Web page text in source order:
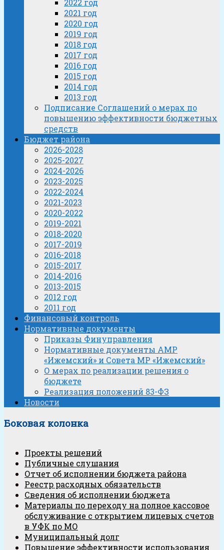
2022 год
2021 год
2020 год
2019 год
2018 год
2017 год
2016 год
2015 год
2014 год
2013 год
Подписание Соглашений о мерах по
повышению эффективности бюджетных
средств
Бюджет района
2026-2028
2025-2027
2024-2026
2023-2025
2022-2024
2021-2023
2020-2022
2019-2021
2018-2020
2017-2019
2016-2018
2015-2017
2014-2016
2013-2015
2012 год
2011 год
Финансовый контроль
Нормативные документы
Приказы Финуправления
Нормативные документы АМР
«Ижемский» и Совета МР «Ижемский»
О мерах по реализации решения о
бюджете
Реализация положений 83-ФЗ
Новости
Боковая колонка
Проекты решений
Публичные слушания
Отчет об исполнении бюджета района
Реестр расходных обязательств
Сведения об исполнении бюджета
Материалы по переходу на полное кассовое
обслуживание с открытием лицевых счетов
в УФК по МО
Муниципальный долг
Повышение эффективности использования